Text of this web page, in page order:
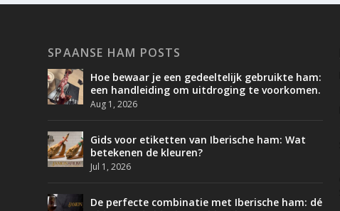
SPAANSE HAM POSTS
Hoe bewaar je een gedeeltelijk gebruikte ham:
een handleiding om uitdroging te voorkomen.
Aug 1, 2026
Gids voor etiketten van Iberische ham: Wat
betekenen de kleuren?
Jul 1, 2026
De perfecte combinatie met Iberische ham: dé